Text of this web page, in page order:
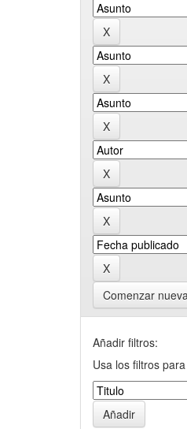
Comenzar
Añadir filtros:
Usa los filtros